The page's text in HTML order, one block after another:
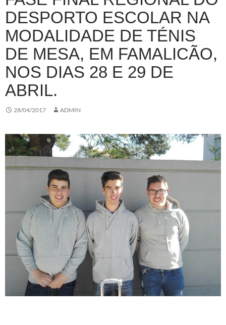
DESPORTO ESCOLAR NA
MODALIDADE DE TÉNIS
DE MESA, EM FAMALICÃO,
NOS DIAS 28 E 29 DE
ABRIL.
28/04/2017 ADMIN